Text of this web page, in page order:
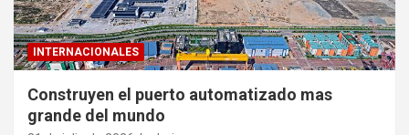
INTERNACIONALES
Construyen el puerto automatizado mas
grande del mundo